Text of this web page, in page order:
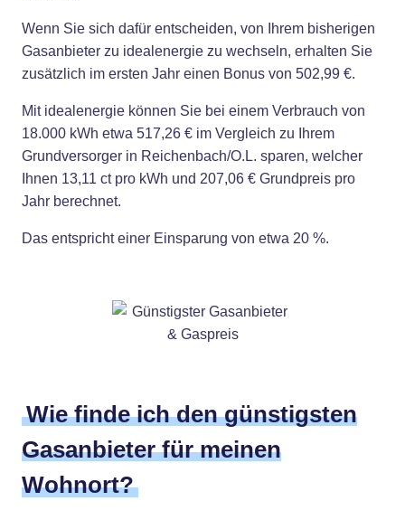
Wenn Sie sich dafür entscheiden, von Ihrem bisherigen
Gasanbieter zu idealenergie zu wechseln, erhalten Sie
zusätzlich im ersten Jahr einen Bonus von 502,99 €.
Mit idealenergie können Sie bei einem Verbrauch von
18.000 kWh etwa 517,26 € im Vergleich zu Ihrem
Grundversorger in Reichenbach/O.L. sparen, welcher
Ihnen 13,11 ct pro kWh und 207,06 € Grundpreis pro
Jahr berechnet.
Das entspricht einer Einsparung von etwa 20 %.
Wie finde ich den günstigsten
Gasanbieter für meinen
Wohnort?